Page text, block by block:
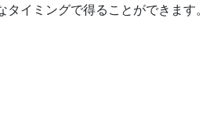
タイミングで得ることができます。